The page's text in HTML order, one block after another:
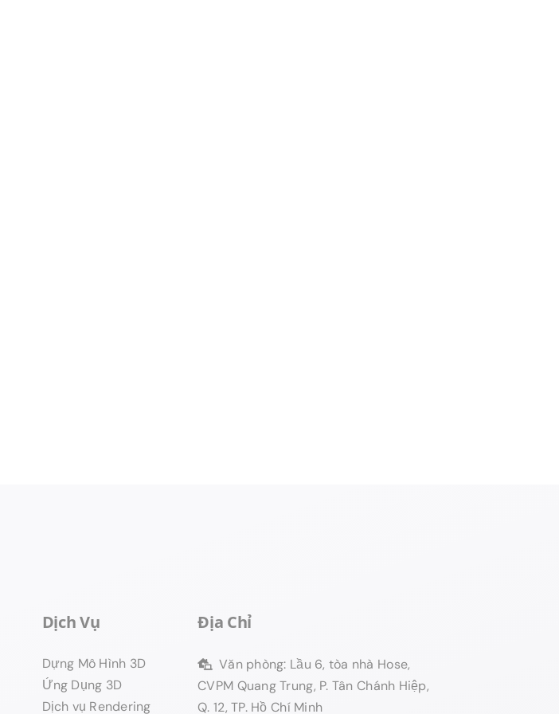
Dịch Vụ
Dựng Mô Hình 3D
Ứng Dụng 3D
Dịch vụ Rendering
Địa Chỉ
Văn phòng: Lầu 6, tòa nhà Hose,
CVPM Quang Trung, P. Tân Chánh Hiệp,
Q. 12, TP. Hồ Chí Minh